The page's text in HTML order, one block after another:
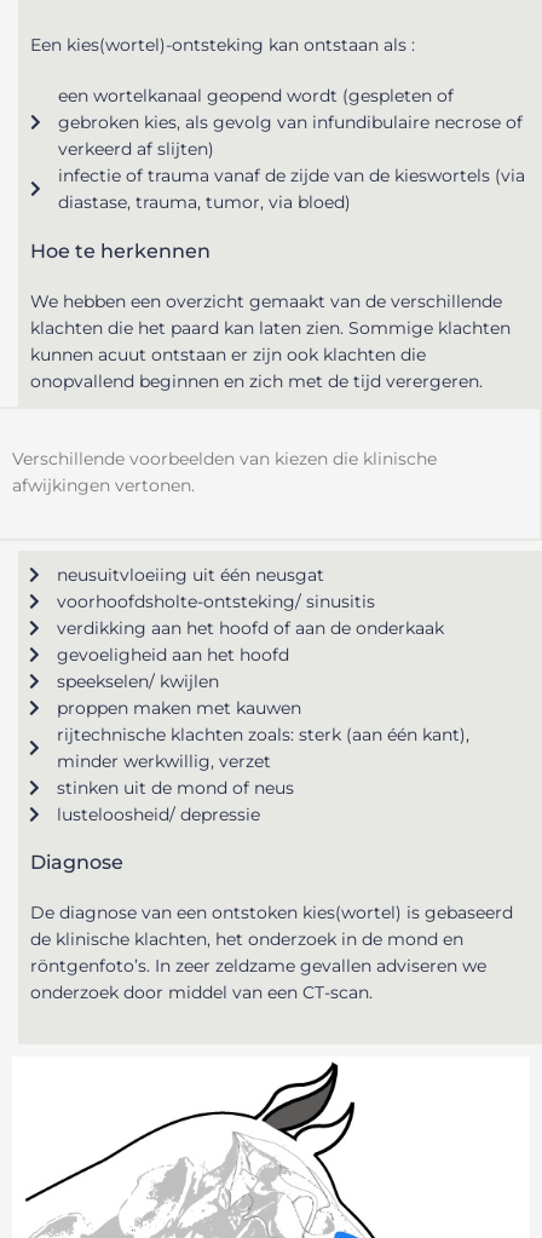
Een kies(wortel)-ontsteking kan ontstaan als :
een wortelkanaal geopend wordt (gespleten of
gebroken kies, als gevolg van infundibulaire necrose of
verkeerd af slijten)
infectie of trauma vanaf de zijde van de kieswortels (via
diastase, trauma, tumor, via bloed)
Hoe te herkennen
We hebben een overzicht gemaakt van de verschillende
klachten die het paard kan laten zien. Sommige klachten
kunnen acuut ontstaan er zijn ook klachten die
onopvallend beginnen en zich met de tijd verergeren.
Verschillende voorbeelden van kiezen die klinische
afwijkingen vertonen.
neusuitvloeiing uit één neusgat
voorhoofdsholte-ontsteking/ sinusitis
verdikking aan het hoofd of aan de onderkaak
gevoeligheid aan het hoofd
speekselen/ kwijlen
proppen maken met kauwen
rijtechnische klachten zoals: sterk (aan één kant),
minder werkwillig, verzet
stinken uit de mond of neus
lusteloosheid/ depressie
Diagnose
De diagnose van een ontstoken kies(wortel) is gebaseerd
de klinische klachten, het onderzoek in de mond en
röntgenfoto’s. In zeer zeldzame gevallen adviseren we
onderzoek door middel van een CT-scan.